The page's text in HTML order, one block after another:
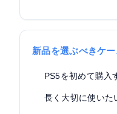
新品を選ぶべきケー
PS5を初めて購入
長く大切に使いた